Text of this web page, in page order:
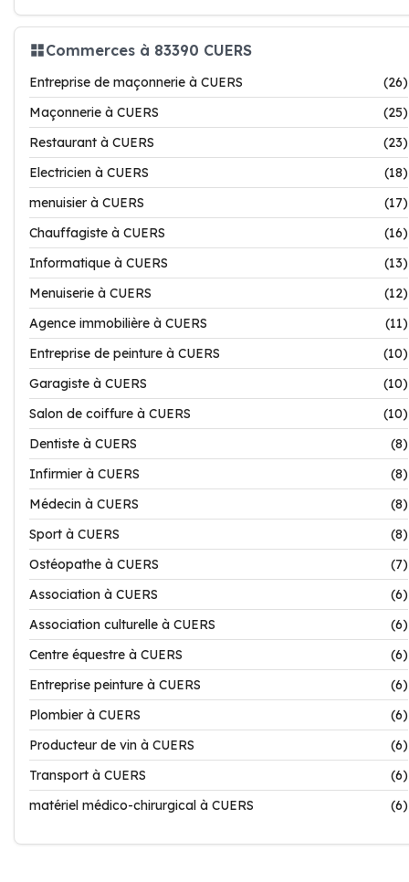
Commerces à 83390 CUERS
Entreprise de maçonnerie à CUERS
(26)
Maçonnerie à CUERS
(25)
Restaurant à CUERS
(23)
Electricien à CUERS
(18)
menuisier à CUERS
(17)
Chauffagiste à CUERS
(16)
Informatique à CUERS
(13)
Menuiserie à CUERS
(12)
Agence immobilière à CUERS
(11)
Entreprise de peinture à CUERS
(10)
Garagiste à CUERS
(10)
Salon de coiffure à CUERS
(10)
Dentiste à CUERS
(8)
Infirmier à CUERS
(8)
Médecin à CUERS
(8)
Sport à CUERS
(8)
Ostéopathe à CUERS
(7)
Association à CUERS
(6)
Association culturelle à CUERS
(6)
Centre équestre à CUERS
(6)
Entreprise peinture à CUERS
(6)
Plombier à CUERS
(6)
Producteur de vin à CUERS
(6)
Transport à CUERS
(6)
matériel médico-chirurgical à CUERS
(6)